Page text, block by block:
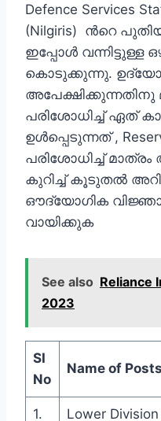
Defence Services
(Nilgiris) ന്‍റെ
ഇപ്പോള്‍ വന്നിട്ടുള്ള
കൊടുക്കുന്നു.
അപേക്ഷിക്കുന്നതിനു
പരിശോധിച്ച് ഏത്
ഉള്‍പ്പെടുന്നത് ,
പരിശോധിച്ച്
കുറിച്ച് കൂടുതല്‍
ഔദ്യോഗിക
വായിക്കുക
See also Reliance
2023
SI
No
Name of Posts
1. Lower